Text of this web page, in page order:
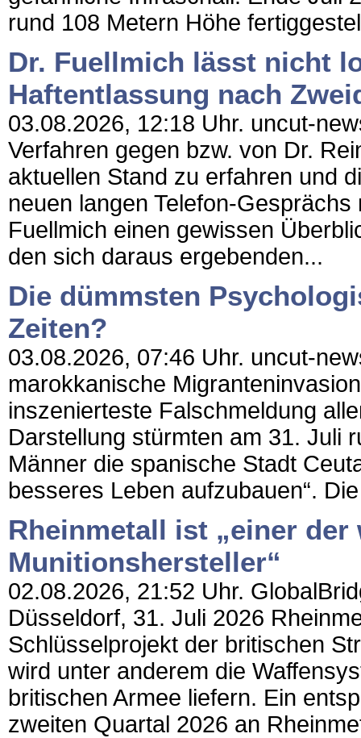
rund 108 Metern Höhe
Dr. Fuellmich lässt nicht
Haftentlassung nach
03.08.2026, 12:18 Uhr. uncut-
Verfahren gegen bzw. von Dr.
aktuellen Stand zu erfahren und
neuen langen Telefon-Gesprächs
Fuellmich einen gewissen
den sich daraus ergebenden...
Die dümmsten
Zeiten?
03.08.2026, 07:46 Uhr. uncut-
marokkanische
inszenierteste Falschmeldung
Darstellung stürmten am 31. Juli
Männer die spanische Stadt
besseres Leben aufzubauen“.
Rheinmetall ist „einer
Munitionshersteller“
02.08.2026, 21:52 Uhr.
Düsseldorf, 31. Juli 2026
Schlüsselprojekt der britischen
wird unter anderem die
britischen Armee liefern. Ein
zweiten Quartal 2026 an